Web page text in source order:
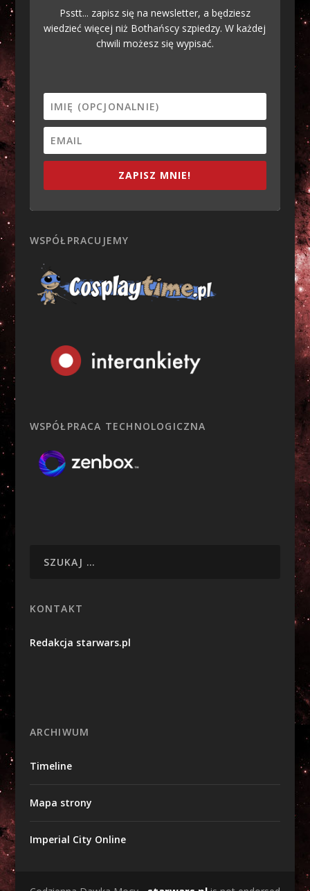
Psstt... zapisz się na newsletter, a będziesz
wiedzieć więcej niż Bothańscy szpiedzy. W każdej
chwili możesz się wypisać.
ZAPISZ MNIE!
WSPÓŁPRACUJEMY
WSPÓŁPRACA TECHNOLOGICZNA
KONTAKT
Redakcja starwars.pl
ARCHIWUM
Timeline
Mapa strony
Imperial City Online